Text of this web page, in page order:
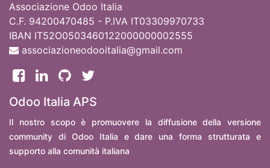
Associazione Odoo Italia
C.F. 94200470485 - P.IVA IT03309970733
IBAN IT52O0503460122000000002555
associazioneodooitalia@gmail.com
Odoo Italia APS
Il nostro scopo è promuovere la diffusione della versione
community di Odoo Italia e dare una forma strutturata e
supporto alla comunità italiana